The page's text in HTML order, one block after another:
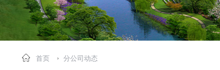
首页 分公司动态